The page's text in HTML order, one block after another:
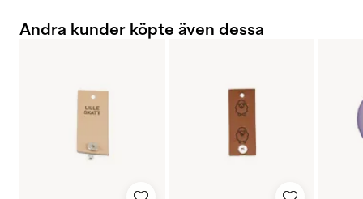
Andra kunder köpte även dessa